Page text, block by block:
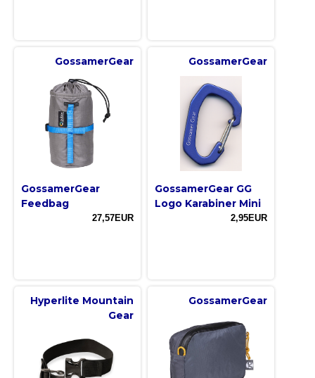
GossamerGear
GossamerGear
Feedbag
27,57EUR
GossamerGear
GossamerGear GG
Logo Karabiner Mini
2,95EUR
Hyperlite Mountain
Gear
GossamerGear